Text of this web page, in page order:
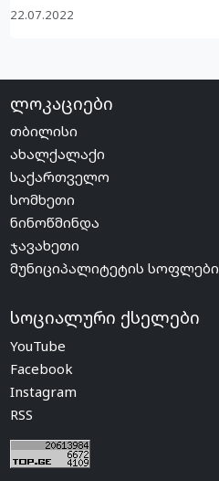
22.07.2022
ლოკაციები
თბილისი
ახალქალაქი
საქართველო
სომხეთი
ნინოწმინდა
ჯავახეთი
მუნიციპალიტეტის სოფლები
სოციალური ქსელები
YouTube
Facebook
Instagram
RSS